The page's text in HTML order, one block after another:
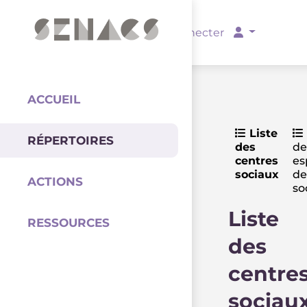
Se connecter
ACCUEIL
RÉPERTOIRES
ACTIONS
RESSOURCES
Liste
des
centres
sociaux
Liste
des